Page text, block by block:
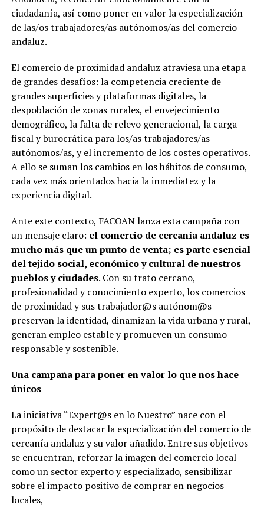
ciudadanía, así como poner en valor la especialización
de las/os trabajadores/as autónomos/as del comercio
andaluz.
El comercio de proximidad andaluz atraviesa una etapa
de grandes desafíos: la competencia creciente de
grandes superficies y plataformas digitales, la
despoblación de zonas rurales, el envejecimiento
demográfico, la falta de relevo generacional, la carga
fiscal yburocrática paralos/astrabajadores/as
autónomos/as, y el incremento delos costes operativos.
A ello se suman los cambios en los hábitos de consumo,
cada vez más orientados hacia la inmediatez y la
experiencia digital.
Ante este contexto, FACOAN lanza esta campaña con
un mensaje claro: el comercio de cercanía andaluz es
mucho más que un punto de venta; es parte esencial
del tejido social, económico y cultural de nuestros
pueblos y ciudades. Con su trato cercano,
profesionalidad y conocimiento experto, los comercios
de proximidad y sus trabajador@s autónom@s
preservan la identidad, dinamizan la vida urbana y rural,
generan empleo estable y promueven un consumo
responsable y sostenible.
Una campañaparaponer envalor lo quenoshace
únicos
La iniciativa “Expert@s en lo Nuestro” nace con el
propósito de destacar la especialización del comercio de
cercanía andaluz y su valor añadido. Entre sus objetivos
se encuentran, reforzar la imagen del comercio local
como un sector experto y especializado, sensibilizar
sobre el impacto positivo de comprar en negocios
locales,